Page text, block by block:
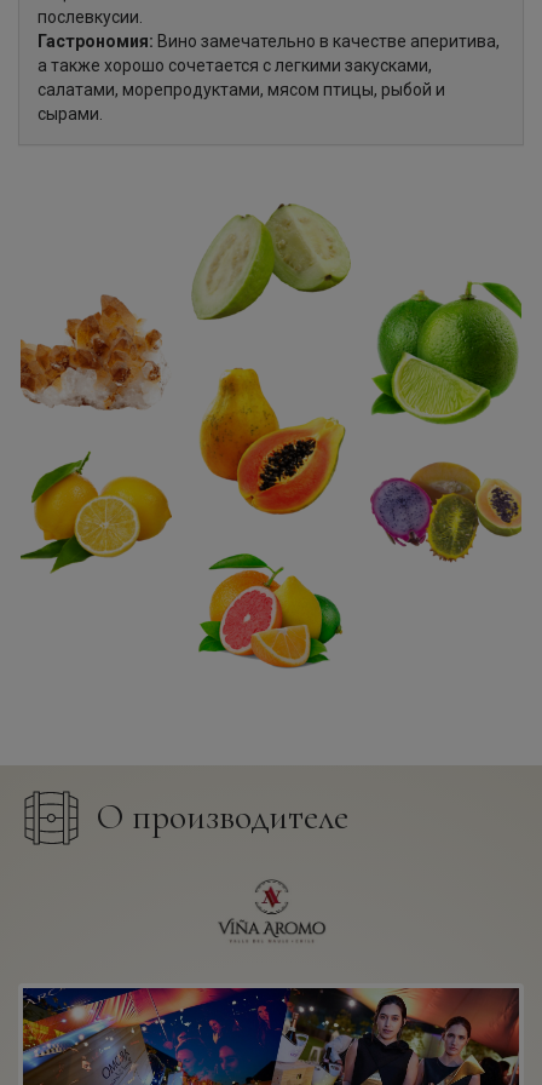
послевкусии.
Гастрономия: Вино замечательно в качестве аперитива,
а также хорошо сочетается с легкими закусками,
салатами, морепродуктами, мясом птицы, рыбой и
сырами.
О производителе